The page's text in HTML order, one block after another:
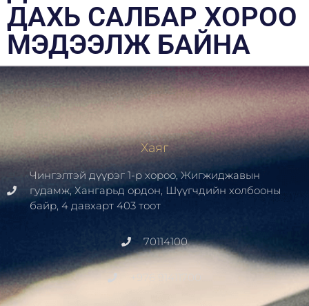
ДАХЬ САЛБАР ХОРОО
МЭДЭЭЛЖ БАЙНА
Хаяг
Чингэлтэй дүүрэг 1-р хороо, Жигжиджавын
гудамж, Хангарьд ордон, Шүүгчдийн холбооны
байр, 4 давхарт 403 тоот
70114100